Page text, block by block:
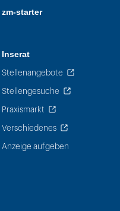
zm-starter
Inserat
Stellenangebote
Stellengesuche
Praxismarkt
Verschiedenes
Anzeige aufgeben